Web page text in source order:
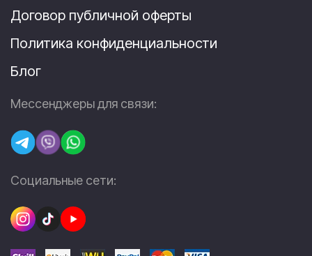
Договор публичной оферты
Политика конфиденциальности
Блог
Мессенджеры для связи:
Социальные сети: